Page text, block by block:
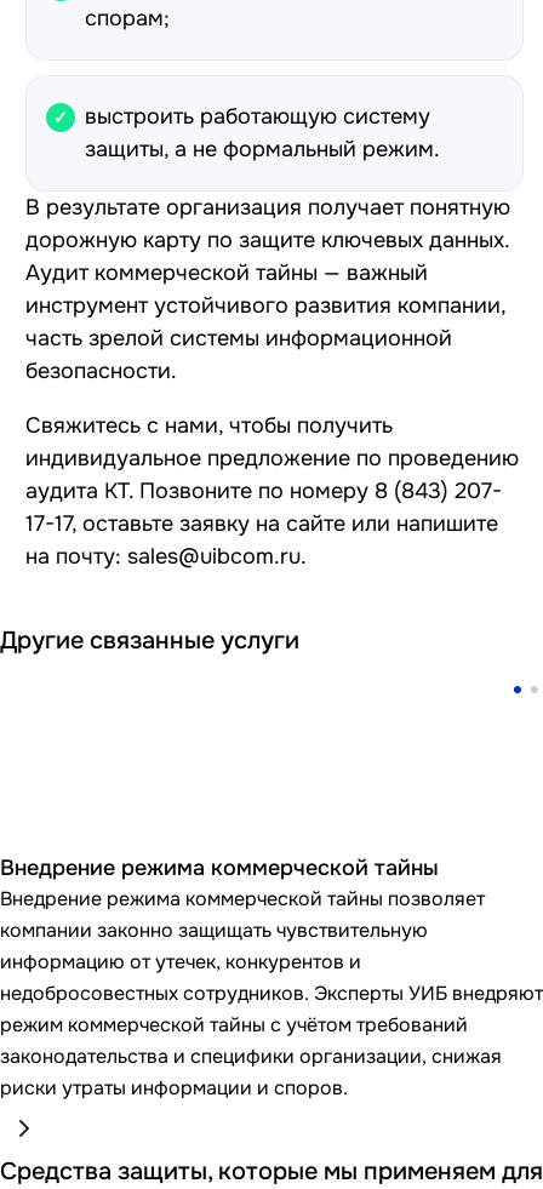
спорам;
выстроить работающую систему
защиты, а не формальный режим.
В результате организация получает понятную
дорожную карту по защите ключевых данных.
Аудит коммерческой тайны — важный
инструмент устойчивого развития компании,
часть зрелой системы информационной
безопасности.
Свяжитесь с нами, чтобы получить
индивидуальное предложение по проведению
аудита КТ. Позвоните по номеру 8 (843) 207-
17-17, оставьте заявку на сайте или напишите
на почту: sales@uibcom.ru.
Другие связанные услуги
Внедрение режима коммерческой тайны
Внедрение режима коммерческой тайны позволяет
компании законно защищать чувствительную
информацию от утечек, конкурентов и
недобросовестных сотрудников. Эксперты УИБ внедряют
режим коммерческой тайны с учётом требований
законодательства и специфики организации, снижая
риски утраты информации и споров.
Средства защиты, которые мы применяем для